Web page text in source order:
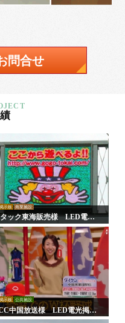
問合せ
示板 商業施設
ック東海販売様 LED電光
板
示板 公共施設
中国放送様 LED電光掲示